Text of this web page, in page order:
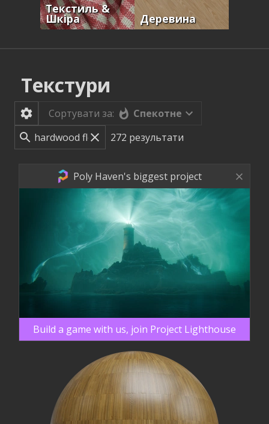
Текстиль &
Шкіра Деревина
Текстури
Сортувати за:
Спекотне
272 результати
Poly Haven's biggest project
Build a game with us, join Project Lighthouse